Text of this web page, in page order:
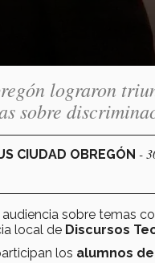
lograron
sobre
CIUDAD OBREGÓN -
sobre temas
local de Discursos
los alumnos